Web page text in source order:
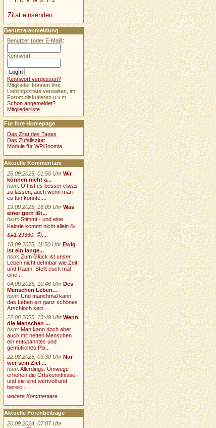
Zitat einsenden
Benutzeranmeldung
Benutzer (oder E-Mail):
Kennwort:
Kennwort vergessen?
Mitglieder können ihre
Lieblingszitate verwalten, im
Forum diskutieren u.v.m. ...
Schon angemeldet?
Mitgliederliste
Für Ihre Homepage
Das Zitat des Tages
Das Zufallszitat
Module für WP/Joomla
Aktuelle Kommentare
25.09.2025, 01:55 Uhr Wir
können nicht a...
hsm:Oft ist es besser etwas
zu lassen, auch wenn man
es tun könnte....
19.09.2025, 16:09 Uhr Was
einer gern ißt...
hsm:Stimmt - und eine
Kalorie kommt nicht allein.☕
&#1 29360; 🙃...
18.09.2025, 11:50 Uhr Ewig
ist ein lange...
hsm:Zum Glück ist unser
Leben nicht dehnbar wie Zeit
und Raum. Stellt euch mal
eine...
04.09.2025, 10:46 Uhr Des
Menschen Leben...
hsm:Und manchmal kann
das Leben ein ganz schönes
Arschloch sein....
22.08.2025, 13:49 Uhr Wenn
die Menschen ...
hsm:Man kann doch aber
auch mit netten Menschen
ein entspanntes und
gemütliches Pla...
22.08.2025, 09:30 Uhr Nur
wer sein Ziel ...
hsm:Allerdings: Umwege
erhöhen die Ortskenntnisse -
und sie sind wertvoll und
bereic...
weitere Kommentare ...
Aktuelle Forenbeiträge
20.09.2024, 07:07 Uhr